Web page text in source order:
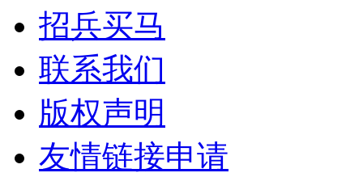
招兵买马
联系我们
版权声明
友情链接申请